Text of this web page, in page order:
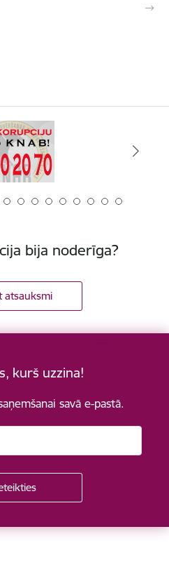
bija noderīga?
atsauksmi
kurš uzzina!
savā e-pastā.